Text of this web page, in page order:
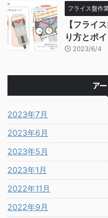
フライス盤作
【フライ
り方とポ
2023/6/4
ア
2023年7月
2023年6月
2023年5月
2023年1月
2022年11月
2022年9月